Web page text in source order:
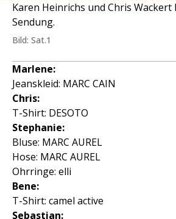
Karen Heinrichs und Chris
Sendung.
Bild: Sat.1
Marlene:
Jeanskleid: MARC CAIN
Chris:
T-Shirt: DESOTO
Stephanie:
Bluse: MARC AUREL
Hose: MARC AUREL
Ohrringe: elli
Bene:
T-Shirt: camel active
Sebastian: